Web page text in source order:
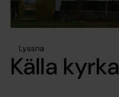
Lyssna
Källa kyrka